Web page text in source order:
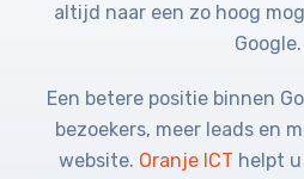
altijd naar een zo hoog
Google.
Een betere positie binnen
bezoekers, meer leads en
website. Oranje ICT helpt